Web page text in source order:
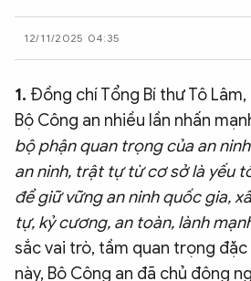
QUỐC TẾ
VĂN HÓA - THỂ THAO
BẠN ĐỌC & CAND
ĐA PHƯƠNG TIỆN
eMagazine
Video
12/11/2025 04:35
1. Đồng chí Tổng Bí thư Tô
Bộ Công an nhiều lần nhấn
bộ phận quan trọng của an
an ninh, trật tự từ cơ sở là yếu
để giữ vững an ninh quốc gia,
tự, kỷ cương, an toàn, lành
sắc vai trò, tầm quan trọng
này, Bộ Công an đã chủ động